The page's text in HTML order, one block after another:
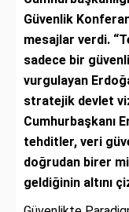
Güvenlik
mesajlar verdi.
sadece bir
vurgulayan
stratejik devlet
Cumhurbaşkanı
tehditler, veri
doğrudan birer
geldiğinin altını